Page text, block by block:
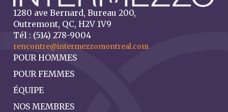
1280 ave Bernard, Bureau 200,
Outremont, QC, H2V 1V9
Tél : (514) 278-9004
rencontre@intermezzomontreal.com
POUR HOMMES
POUR FEMMES
ÉQUIPE
NOS MEMBRES